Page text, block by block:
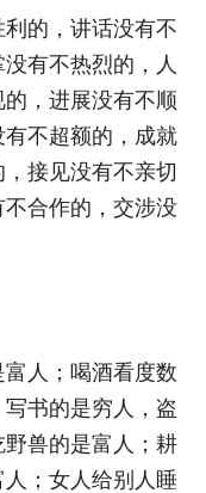
的，讲话没有不
有不热烈的，人
，进展没有不顺
不超额的，成就
接见没有不亲切
合作的，交涉没
人；喝酒看度数
书的是穷人，盗
兽的是富人；耕
；女人给别人睡